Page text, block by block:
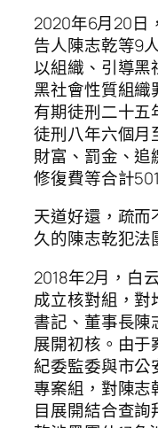
2020年6月20日
告人陳志乾等9
以組織、引導黑
黑社會性質組織
有期徒刑二十
徒刑八年六個月
財富、罰金、
修復費等合計
天道好還，疏而
久的陳志乾犯法
2018年2月，白
成立核對組，對
書記、董事長陳
展開初核。由
紀委監委與市公
專案組，對陳志
目展開結合查詢